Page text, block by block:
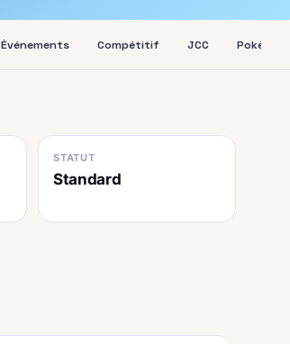
Événements Compétitif JCC Pokédex
STATUT
Standard